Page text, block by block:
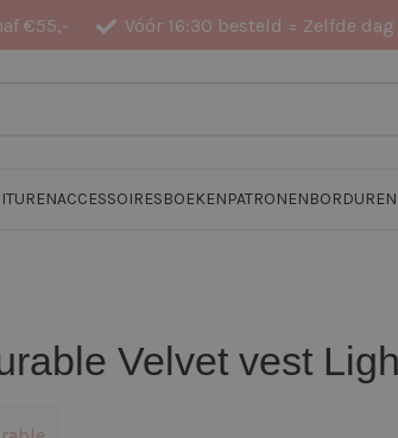
€55,- Vóór 16:30 besteld = Zelfde
ACCESSOIRESBOEKENPATRONENBORDUREN
Velvet vest